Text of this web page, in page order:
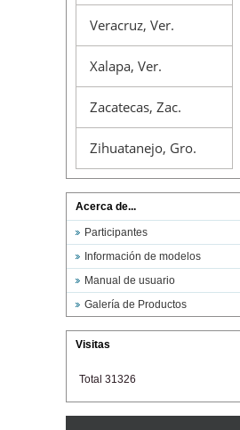
Veracruz, Ver.
Xalapa, Ver.
Zacatecas, Zac.
Zihuatanejo, Gro.
Acerca de...
Participantes
Información de modelos
Manual de usuario
Galería de Productos
Visitas
Total 31326